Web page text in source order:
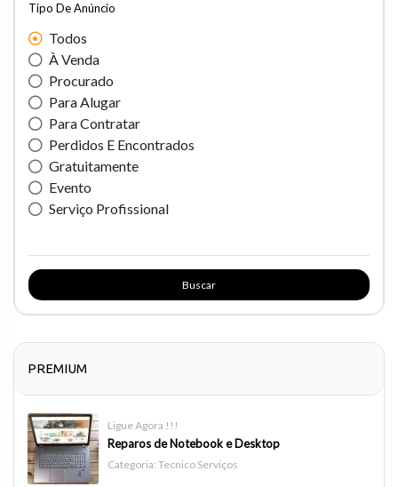
Tipo De Anúncio
Todos
À Venda
Procurado
Para Alugar
Para Contratar
Perdidos E Encontrados
Gratuitamente
Evento
Serviço Profissional
Buscar
PREMIUM
Ligue Agora !!!
Reparos de Notebook e Desktop
Categoria: Tecnico Serviços